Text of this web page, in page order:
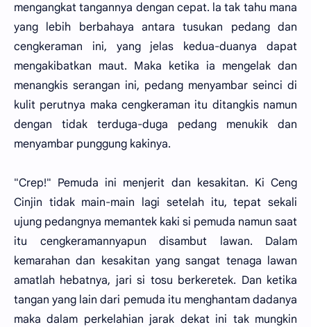
mengangkat tangannya dengan cepat. la tak tahu mana
yang lebih berbahaya antara tusukan pedang dan
cengkeraman ini, yang jelas kedua-duanya dapat
mengakibatkan maut. Maka ketika ia mengelak dan
menangkis serangan ini, pedang menyambar seinci di
kulit perutnya maka cengkeraman itu ditangkis namun
dengan tidak terduga-duga pedang menukik dan
menyambar punggung kakinya.
"Crep!" Pemuda ini menjerit dan kesakitan. Ki Ceng
Cinjin tidak main-main lagi setelah itu, tepat sekali
ujung pedangnya memantek kaki si pemuda namun saat
itu cengkeramannyapun disambut lawan. Dalam
kemarahan dan kesakitan yang sangat tenaga lawan
amatlah hebatnya, jari si tosu berkeretek. Dan ketika
tangan yang lain dari pemuda itu menghantam dadanya
maka dalam perkelahian jarak dekat ini tak mungkin